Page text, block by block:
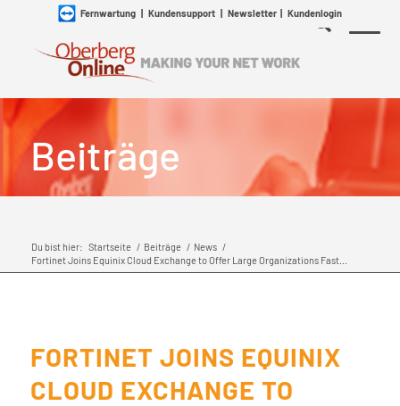
Fernwartung| Kundensupport| Newsletter| Kundenlogin
Beiträge
Du bist hier: Startseite / Beiträge / News /
Fortinet Joins Equinix Cloud Exchange to Offer Large Organizations Fast...
FORTINET JOINS EQUINIX
CLOUD EXCHANGE TO